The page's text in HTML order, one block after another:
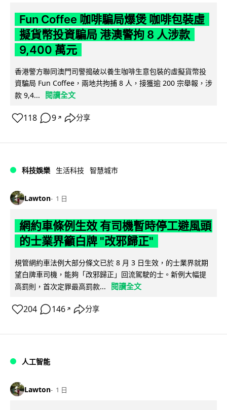
Fun Coffee 咖啡騙局爆煲 咖啡包裝虛
擬貨幣投資騙局 港澳警拘 8 人涉款
9,400 萬元
香港警方聯同澳門司警搗破以養生咖啡生意包裝的虛擬貨幣投
資騙局 Fun Coffee，兩地共拘捕 8 人，接獲逾 200 宗舉報，涉
款 9,4...
閱讀全文
118 9 ↗ 分享
科技娛樂 生活科技 智慧城市
Lawton 1 日
網約車條例生效 有司機暫時停工避風頭
的士業界籲白牌 "改邪歸正"
規管網約車法例大部分條文已於 8 月 3 日生效，的士業界就期
望白牌車司機，能夠「改邪歸正」回流駕駛的士。新例大幅提
高罰則，首次定罪最高罰款...
閱讀全文
204 146 ↗ 分享
人工智能
Lawton 1 日